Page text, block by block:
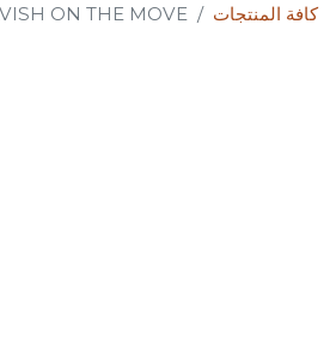
كافة المنتجات ON THE MOVE